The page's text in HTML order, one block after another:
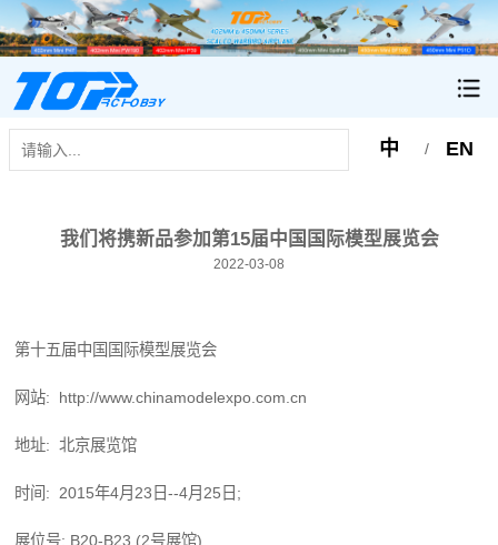
中 / EN
我们将携新品参加第15届中国国际模型展览会
2022-03-08
第十五届中国国际模型展览会
网站: http://www.chinamodelexpo.com.cn
地址: 北京展览馆
时间: 2015年4月23日--4月25日;
展位号: B20-B23 (2号展馆)